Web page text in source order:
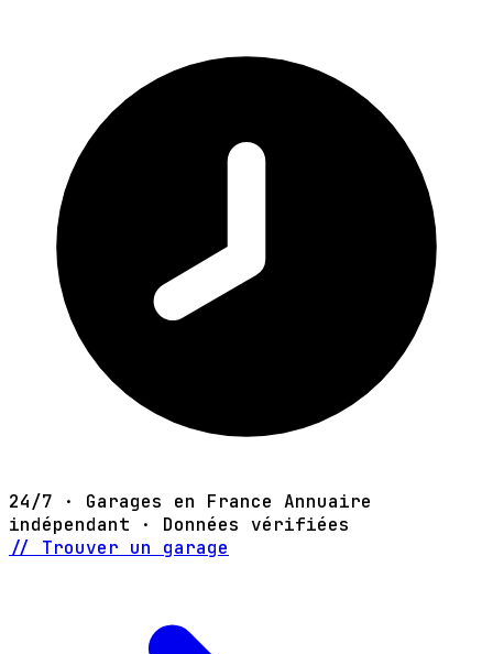
24/7 · Garages en France Annuaire
indépendant · Données vérifiées
// Trouver un garage